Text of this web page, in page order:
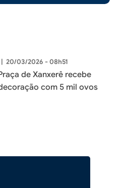
| 20/03/2026 - 08h51
de Xanxerê recebe
com 5 mil ovos